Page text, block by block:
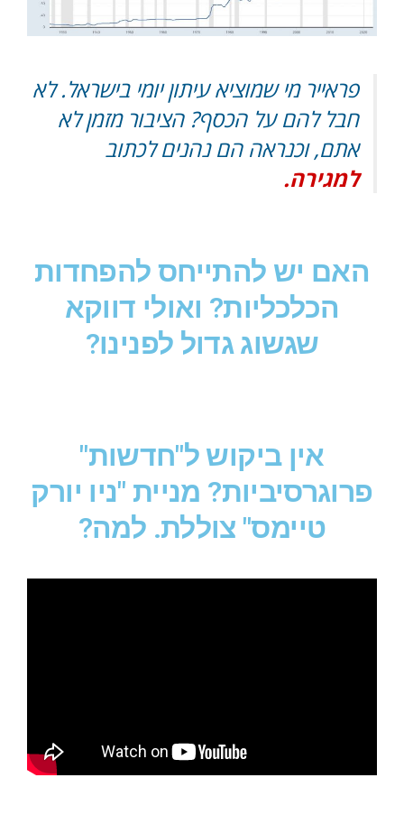
פראייר מי שמוציא עיתון יומי בישראל. לא
חבל להם על הכסף? הציבור מזמן לא
אתם, וכנראה הם נהנים לכתוב
למגירה.
האם יש להתייחס להפחדות
הכלכליות? ואולי דווקא
שגשוג גדול לפנינו?
אין ביקוש ל"חדשות"
פרוגרסיביות? מניית "ניו יורק
טיימס" צוללת. למה?